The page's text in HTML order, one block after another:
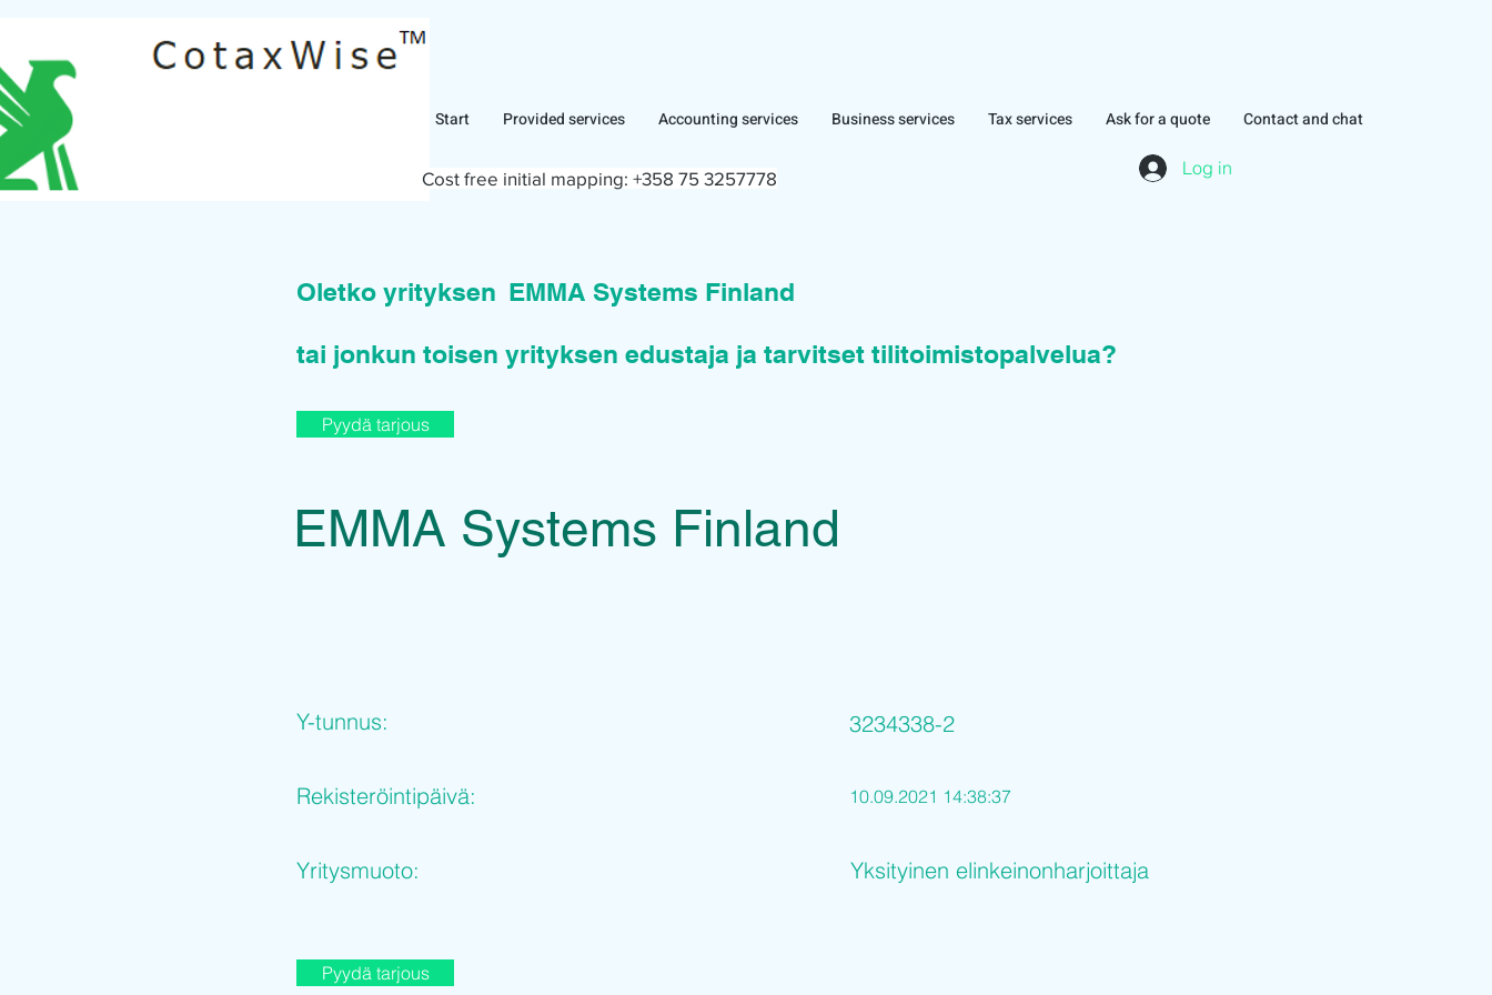
Start Provided services Accounting services Business services Tax services Ask for a quote Contact and chat
Log in
Cost free initial mapping: +358 75 3257778
Oletko yrityksen EMMA Systems Finland
tai jonkun toisen yrityksen edustaja ja tarvitset tilitoimistopalvelua?
Pyydä tarjous
EMMA Systems Finland
Y-tunnus:
Rekisteröintipäivä:
Yritysmuoto:
3234338-2
10.09.2021 14:38:37
Yksityinen elinkeinonharjoittaja
Pyydä tarjous